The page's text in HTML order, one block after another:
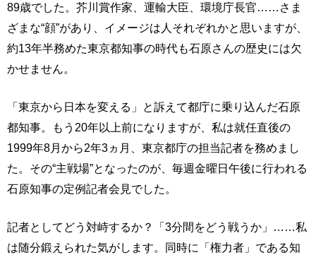
89歳でした。芥川賞作家、運輸大臣、環境庁長官……さま
ざまな“顔”があり、イメージは人それぞれかと思いますが、
約13年半務めた東京都知事の時代も石原さんの歴史には欠
かせません。
「東京から日本を変える」と訴えて都庁に乗り込んだ石原
都知事。もう20年以上前になりますが、私は就任直後の
1999年8月から2年3ヵ月、東京都庁の担当記者を務めまし
た。その“主戦場”となったのが、毎週金曜日午後に行われる
石原知事の定例記者会見でした。
記者としてどう対峙するか？「3分間をどう戦うか」……私
は随分鍛えられた気がします。同時に「権力者」である知